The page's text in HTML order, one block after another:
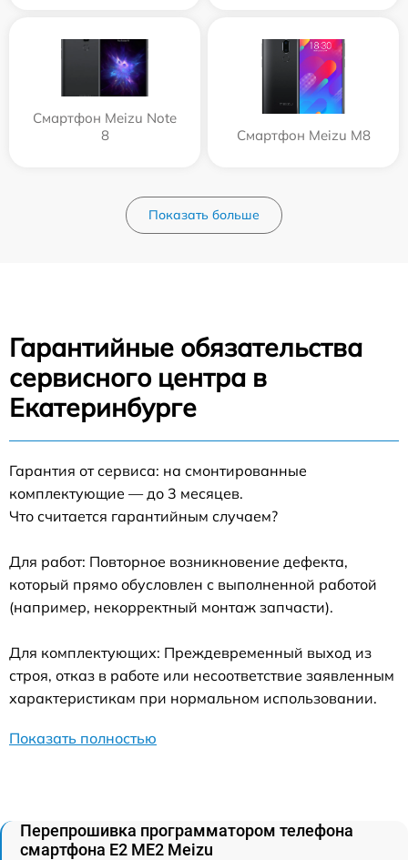
Смартфон Meizu Note
8
Смартфон Meizu M8
Показать больше
Гарантийные обязательства
сервисного центра в
Екатеринбурге
Гарантия от сервиса: на смонтированные
комплектующие — до 3 месяцев.
Что считается гарантийным случаем?
Для работ: Повторное возникновение дефекта,
который прямо обусловлен с выполненной работой
(например, некорректный монтаж запчасти).
Для комплектующих: Преждевременный выход из
строя, отказ в работе или несоответствие заявленным
характеристикам при нормальном использовании.
Показать полностью
Перепрошивка программатором телефона
смартфона E2 ME2 Meizu